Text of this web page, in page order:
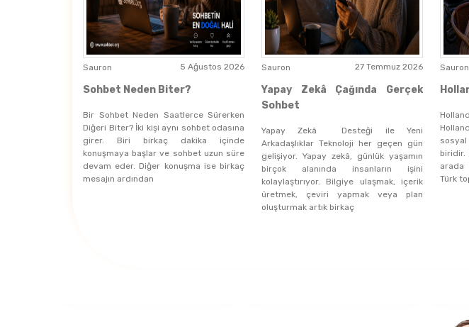
Sauron 5 Ağustos 2026
Sohbet Neden Biter?
Bir Sohbet Neden Saatlerce Sürerken
Diğeri Biter? İki kişi aynı sohbet odasına
girer. Biri birkaç dakika içinde
konuşmaya başlar ve sohbet uzun süre
devam eder. Diğer konuşma ise birkaç
mesajın ardından
Sauron 27 Temmuz 2026
Yapay Zekâ Çağında Gerçek
Sohbet
Yapay Zekâ Desteği ile Yeni
Arkadaşlıklar Teknoloji her geçen gün
gelişiyor. Yapay zekâ, günlük yaşamın
birçok alanında insanların işini
kolaylaştırıyor. Bilgiye ulaşmak, içerik
üretmek, çeviri yapmak veya plan
oluşturmak artık birkaç
Sauron
biridir.
arada
Türk